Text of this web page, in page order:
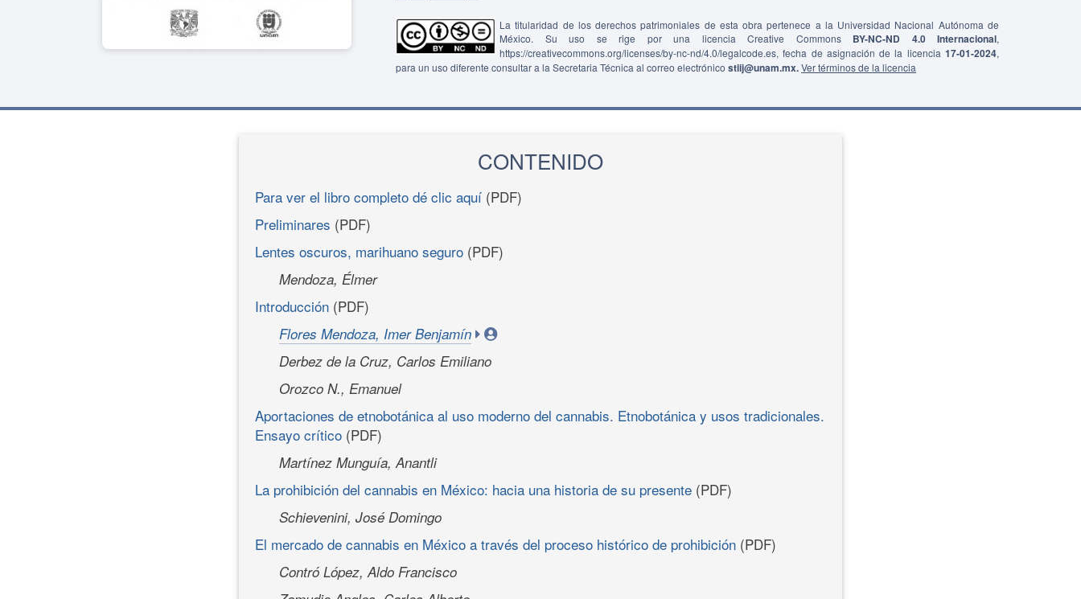
La titularidad de los derechos patrimoniales de esta obra pertenece a la Universidad Nacional Autónoma de
México. Su uso se rige por una licencia Creative Commons BY-NC-ND 4.0 Internacional,
https://creativecommons.org/licenses/by-nc-nd/4.0/legalcode.es, fecha de asignación de la licencia 17-01-2024,
para un uso diferente consultar a la Secretaria Técnica al correo electrónico stiij@unam.mx.Ver términos de la licencia
CONTENIDO
Para ver el libro completo dé clic aquí (PDF)
Preliminares (PDF)
Lentes oscuros, marihuano seguro (PDF)
Mendoza, Élmer
Introducción (PDF)
Flores Mendoza, Imer Benjamín
Derbez de la Cruz, Carlos Emiliano
Orozco N., Emanuel
Aportaciones de etnobotánica al uso moderno del cannabis. Etnobotánica y usos tradicionales.
Ensayo crítico (PDF)
Martínez Munguía, Anantli
La prohibición del cannabis en México: hacia una historia de su presente (PDF)
Schievenini, José Domingo
El mercado de cannabis en México a través del proceso histórico de prohibición (PDF)
Contró López, Aldo Francisco